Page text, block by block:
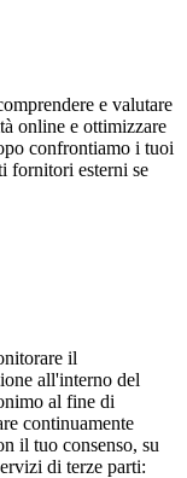
e valutare
online e ottimizzare
confrontiamo i tuoi
fornitori esterni se
il
all'interno del
al fine di
continuamente
il tuo consenso, su
di terze parti: